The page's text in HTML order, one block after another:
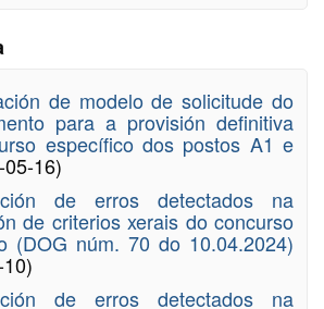
de modelo de solicitude do
para a provisión definitiva
específico dos postos A1 e
16)
de erros detectados na
de criterios xerais do concurso
(DOG núm. 70 do 10.04.2024)
de erros detectados na